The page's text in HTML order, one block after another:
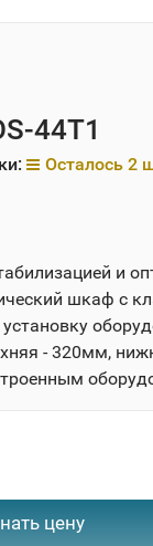
44T1
Осталось 2
и
шкаф с
- 320мм,
цену